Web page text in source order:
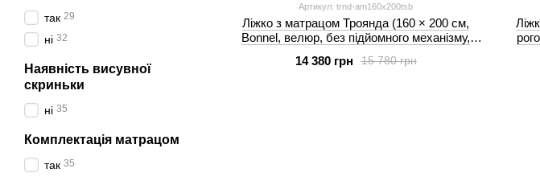
Артикул: trnd-am160x200tsb
Ліжко з матрацом Троянда (160 × 200 см,
Bonnel, велюр, без підйомного механізму,
15 780 грн
14 380 грн
так 29
ні 32
Наявність висувної
скриньки
ні 35
Комплектація матрацом
так 35